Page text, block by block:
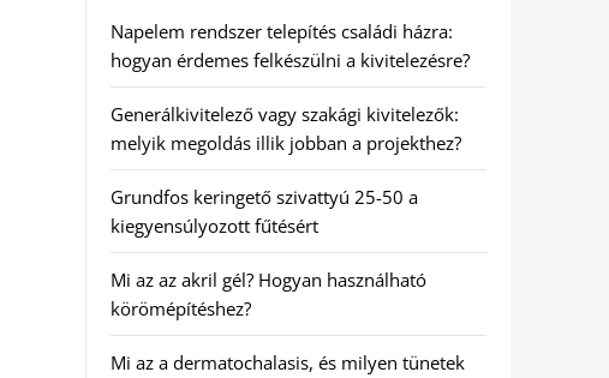
Napelem rendszer telepítés családi házra:
hogyan érdemes felkészülni a kivitelezésre?
Generálkivitelező vagy szakági kivitelezők:
melyik megoldás illik jobban a projekthez?
Grundfos keringető szivattyú 25-50 a
kiegyensúlyozott fűtésért
Mi az az akril gél? Hogyan használható
körömépítéshez?
Mi az a dermatochalasis, és milyen tünetek